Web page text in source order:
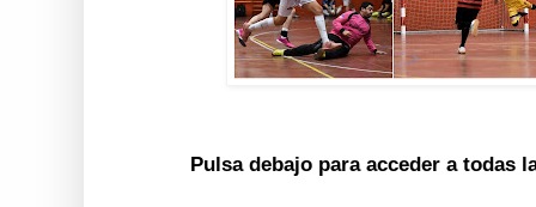
Pulsa debajo para acceder a todas